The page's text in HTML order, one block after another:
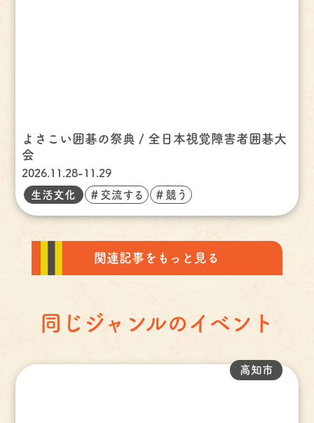
よさこい囲碁の祭典 / 全日本視覚障害者囲碁大
会
2026.11.28-11.29
生活文化 ＃交流する ＃競う
関連記事をもっと見る
同じジャンルのイベント
高知市